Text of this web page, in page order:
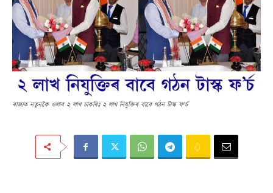
ৰাজ্যত নতুনকৈ ওলাব ২ লাখ চাকৰিঃ ২ লাখ নিযুক্তিৰ বাবে গঠন টাস্ক ফ’ৰ্চ